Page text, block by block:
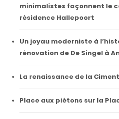
minimalistes façonnent le
résidence Hallepoort
Un joyau moderniste à
rénovation de De Singel à
La renaissance de la
Place aux piétons sur la